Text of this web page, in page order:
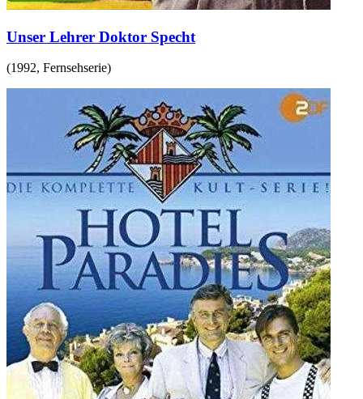
Unser Lehrer Doktor Specht
(1992, Fernsehserie)